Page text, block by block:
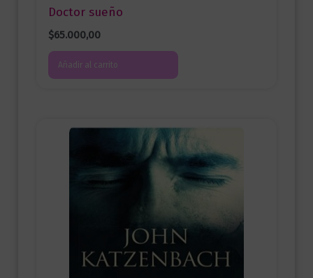
Doctor sueño
$65.000,00
Añadir al carrito